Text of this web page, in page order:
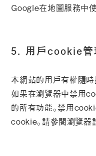
Google在地圖服務中
5. 用戶cookie管
本網站的用戶有權隨
如果在瀏覽器中禁用
的所有功能。禁用
cookie。請參閱瀏覽器